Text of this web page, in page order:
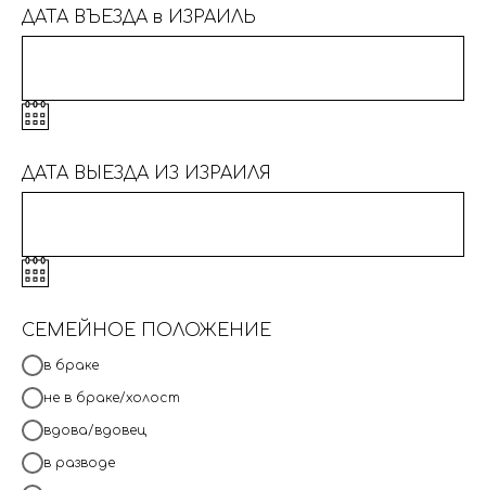
ДАТА ВЪЕЗДА в ИЗРАИЛЬ
ДАТА ВЫЕЗДА ИЗ ИЗРАИЛЯ
СЕМЕЙНОЕ ПОЛОЖЕНИЕ
в браке
не в браке/холост
вдова/вдовец
в разводе